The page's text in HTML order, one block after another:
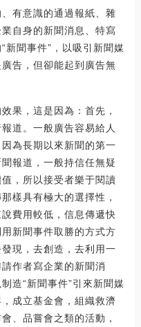
有意識的通過報紙、雜
自身的新聞消息、特寫
新聞事件”，以吸引新聞媒
告，但卻能起到廣告無
果，這是因為：首先，
道。一般廣告容易給人
為長期以來新聞的第一
報道，一般持信任無疑
，所以接受者樂于閱讀
樣具有極大的選擇性，
費用較低，信息傳遞快
新聞事件取勝的方式方
現，去創造，去利用一
作者寫企業的新聞消
造“新聞事件”引來新聞媒
成立基金會，組織救濟
、品嘗會之類的活動，